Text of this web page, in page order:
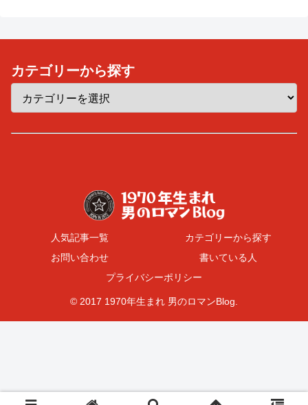
カテゴリーから探す
人気記事一覧
カテゴリーから探す
お問い合わせ
書いている人
プライバシーポリシー
© 2017 1970年生まれ 男のロマンBlog.